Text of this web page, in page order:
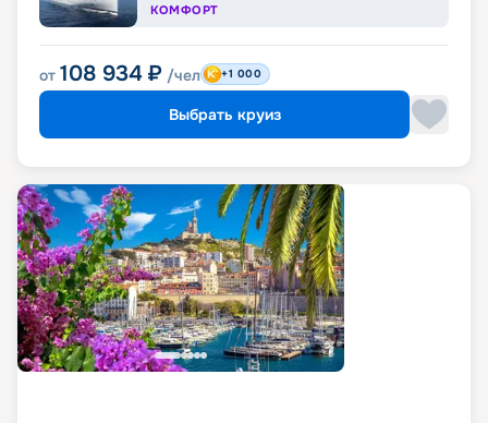
КОМФОРТ
от 108 934 ₽ /чел +1 000
Выбрать круиз